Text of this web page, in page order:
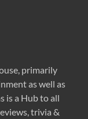
primarily
as well as
is a Hub to all
trivia &